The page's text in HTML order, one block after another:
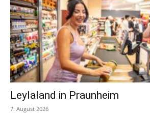
Leylaland in Praunheim
7. August 2026